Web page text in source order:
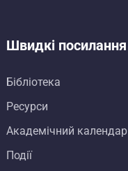
Швидкі посилання
Бібліотека
Ресурси
Академічний календар
Події